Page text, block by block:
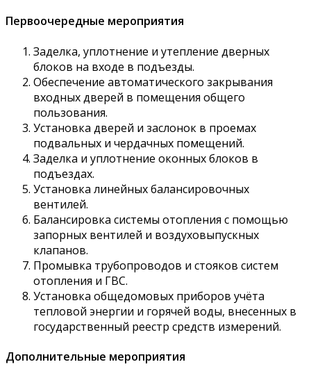
Первоочередные мероприятия
Заделка, уплотнение и утепление дверных
блоков на входе в подъезды.
Обеспечение автоматического закрывания
входных дверей в помещения общего
пользования.
Установка дверей и заслонок в проемах
подвальных и чердачных помещений.
Заделка и уплотнение оконных блоков в
подъездах.
Установка линейных балансировочных
вентилей.
Балансировка системы отопления с помощью
запорных вентилей и воздуховыпускных
клапанов.
Промывка трубопроводов и стояков систем
отопления и ГВС.
Установка общедомовых приборов учёта
тепловой энергии и горячей воды, внесенных в
государственный реестр средств измерений.
Дополнительные мероприятия